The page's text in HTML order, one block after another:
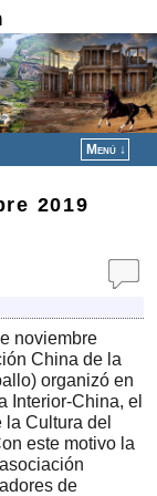
Menú ↓
2019
noviembre
China de la
organizó en
Interior-China, el
la Cultura del
este motivo la
de